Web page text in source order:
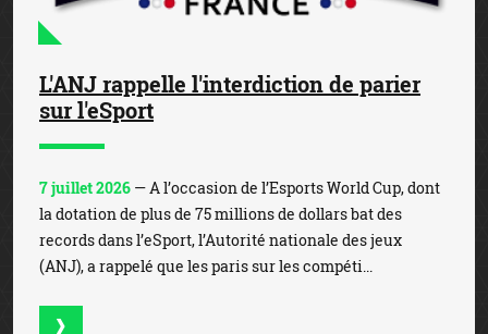
L'ANJ rappelle l'interdiction de parier
sur l'eSport
7 juillet 2026 — A l’occasion de l’Esports World Cup, dont
la dotation de plus de 75 millions de dollars bat des
records dans l’eSport, l’Autorité nationale des jeux
(ANJ), a rappelé que les paris sur les compéti...